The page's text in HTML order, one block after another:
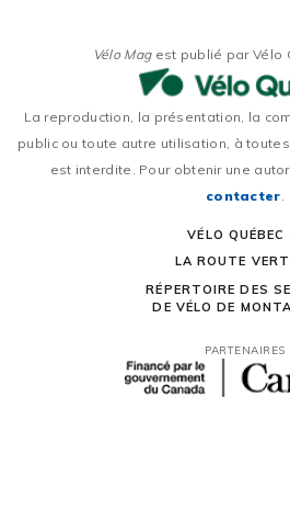
Vélo Magest publié par Vélo
La reproduction, la présentation, la
public ou toute autre utilisation, à
est interdite. Pour obtenir une
contacter
VÉLO QUÉBEC
LA ROUTE
RÉPERTOIRE DES
DE VÉLO DE
PARTENAIRES